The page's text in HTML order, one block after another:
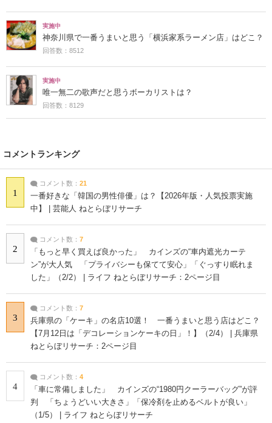
実施中
神奈川県で一番うまいと思う「横浜家系ラーメン店」はどこ？
回答数：8512
実施中
唯一無二の歌声だと思うボーカリストは？
回答数：8129
コメントランキング
1
コメント数： 21
一番好きな「韓国の男性俳優」は？【2026年版・人気投票実施
中】 | 芸能人 ねとらぼリサーチ
2
コメント数： 7
「もっと早く買えば良かった」 カインズの“車内遮光カーテ
ン”が大人気 「プライバシーも保てて安心」「ぐっすり眠れま
した」（2/2） | ライフ ねとらぼリサーチ：2ページ目
3
コメント数： 7
兵庫県の「ケーキ」の名店10選！ 一番うまいと思う店はどこ？
【7月12日は「デコレーションケーキの日」！】（2/4） | 兵庫県
ねとらぼリサーチ：2ページ目
4
コメント数： 4
「車に常備しました」 カインズの“1980円クーラーバッグ”が評
判 「ちょうどいい大きさ」「保冷剤を止めるベルトが良い」
（1/5） | ライフ ねとらぼリサーチ